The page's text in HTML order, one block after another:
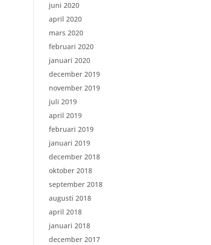
juni 2020
april 2020
mars 2020
februari 2020
januari 2020
december 2019
november 2019
juli 2019
april 2019
februari 2019
januari 2019
december 2018
oktober 2018
september 2018
augusti 2018
april 2018
januari 2018
december 2017